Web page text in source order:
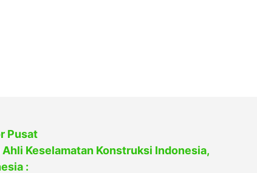
Pusat
Keselamatan Konstruksi Indonesia,
: